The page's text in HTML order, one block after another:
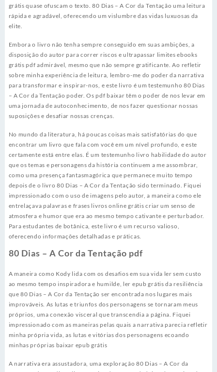
grátis quase ofuscam o texto. 80 Dias – A Cor da Tentação uma leitura
rápida e agradável, oferecendo um vislumbre das vidas luxuosas da
elite.
Embora o livro não tenha sempre conseguido em suas ambições, a
disposição do autor para correr riscos e ultrapassar limites ebooks
grátis pdf admirável, mesmo que não sempre gratificante. Ao refletir
sobre minha experiência de leitura, lembro-me do poder da narrativa
para transformar e inspirar-nos, e este livro é um testemunho 80 Dias
– A Cor da Tentação poder. Os pdf baixar têm o poder de nos levar em
uma jornada de autoconhecimento, de nos fazer questionar nossas
suposições e desafiar nossas crenças.
No mundo da literatura, há poucas coisas mais satisfatórias do que
encontrar um livro que fala com você em um nível profundo, e este
certamente está entre elas. É um testemunho livro habilidade do autor
que os temas e personagens da história continuem a me assombrar,
como uma presença fantasmagórica que permanece muito tempo
depois de o livro 80 Dias – A Cor da Tentação sido terminado. Fiquei
impressionado com o uso de imagens pelo autor, a maneira como ele
entrelaçava palavras e frases livros online grátis criar um senso de
atmosfera e humor que era ao mesmo tempo cativante e perturbador.
Para estudantes de botânica, este livro é um recurso valioso,
oferecendo informações detalhadas e práticas.
80 Dias – A Cor da Tentação pdf
A maneira como Kody lida com os desafios em sua vida ler sem custo
ao mesmo tempo inspiradora e humilde, ler epub grátis da resiliência
que 80 Dias – A Cor da Tentação ser encontrada nos lugares mais
improváveis. As lutas e triunfos dos personagens se tornaram meus
próprios, uma conexão visceral que transcendia a página. Fiquei
impressionado com as maneiras pelas quais a narrativa parecia refletir
minha própria vida, as lutas e vitórias dos personagens ecoando
minhas próprias baixar epub grátis
A narrativa era assustadora, uma exploração 80 Dias – A Cor da